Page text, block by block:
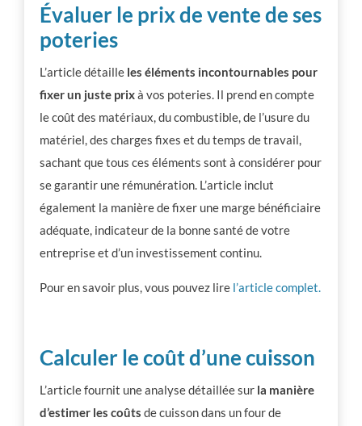
Évaluer le prix de vente de ses
poteries
L’article détaille les éléments incontournables pour
fixer un juste prixà vos poteries. Il prend en compte
le coût des matériaux, du combustible, de l’usure du
matériel, des charges fixes et du temps de travail,
sachant que tous ces éléments sont à considérer pour
se garantir une rémunération. L’article inclut
également la manière de fixer une marge bénéficiaire
adéquate, indicateur de la bonne santé de votre
entreprise et d’un investissement continu.
Pour en savoir plus, vous pouvez lire l’article complet.
Calculer le coût d’une cuisson
L’article fournit une analyse détaillée sur la manière
d’estimer les coûts de cuisson dans un four de